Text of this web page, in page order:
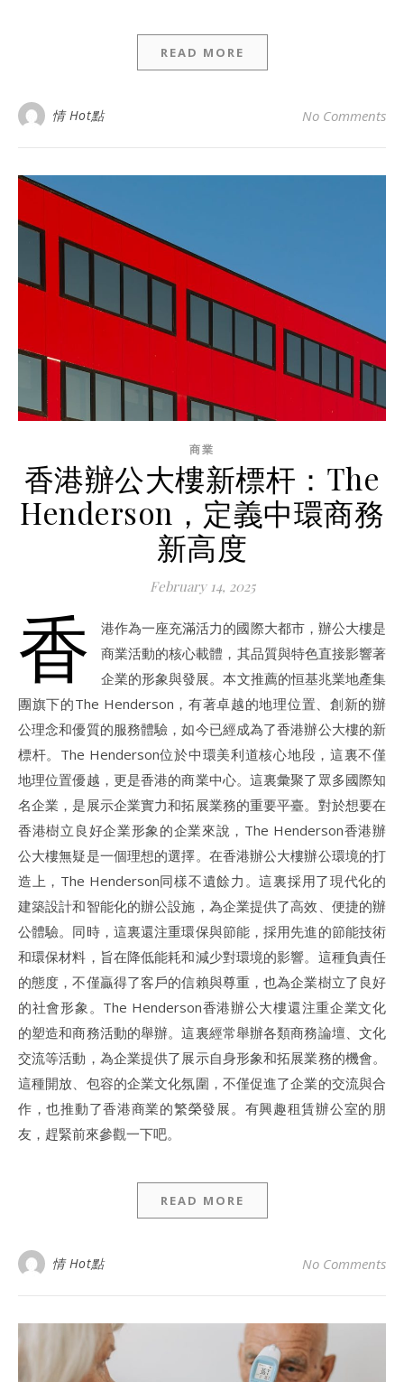
READ MORE
情 Hot點 No Comments
商業
香港辦公大樓新標杆：The
Henderson，定義中環商務
新高度
February 14, 2025
香
港作為一座充滿活力的國際大都市，辦公大樓是
商業活動的核心載體，其品質與特色直接影響著
企業的形象與發展。本文推薦的恒基兆業地產集
團旗下的The Henderson，有著卓越的地理位置、創新的辦
公理念和優質的服務體驗，如今已經成為了香港辦公大樓的新
標杆。The Henderson位於中環美利道核心地段，這裏不僅
地理位置優越，更是香港的商業中心。這裏彙聚了眾多國際知
名企業，是展示企業實力和拓展業務的重要平臺。對於想要在
香港樹立良好企業形象的企業來說，The Henderson香港辦
公大樓無疑是一個理想的選擇。在香港辦公大樓辦公環境的打
造上，The Henderson同樣不遺餘力。這裏採用了現代化的
建築設計和智能化的辦公設施，為企業提供了高效、便捷的辦
公體驗。同時，這裏還注重環保與節能，採用先進的節能技術
和環保材料，旨在降低能耗和減少對環境的影響。這種負責任
的態度，不僅贏得了客戶的信賴與尊重，也為企業樹立了良好
的社會形象。The Henderson香港辦公大樓還注重企業文化
的塑造和商務活動的舉辦。這裏經常舉辦各類商務論壇、文化
交流等活動，為企業提供了展示自身形象和拓展業務的機會。
這種開放、包容的企業文化氛圍，不僅促進了企業的交流與合
作，也推動了香港商業的繁榮發展。有興趣租賃辦公室的朋
友，趕緊前來參觀一下吧。
READ MORE
情 Hot點 No Comments